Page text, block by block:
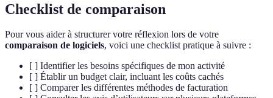
Checklist de comparaison
Pour vous aider à structurer votre réflexion lors de votre
comparaison de logiciels, voici une checklist pratique à suivre :
[ ] Identifier les besoins spécifiques de mon activité
[ ] Établir un budget clair, incluant les coûts cachés
[ ] Comparer les différentes méthodes de facturation